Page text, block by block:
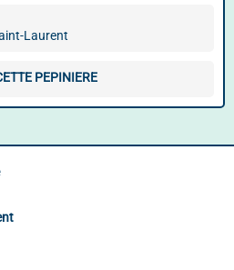
Laurent
PEPINIERE